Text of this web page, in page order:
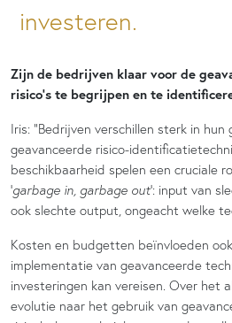
investeren.
Zijn de bedrijven klaar voor de
risico’s te begrijpen en te
Iris: “Bedrijven verschillen sterk in
geavanceerde risico-
beschikbaarheid spelen een cruciale
‘garbage in, garbage out‘: input van
ook slechte output, ongeacht welke
Kosten en budgetten beïnvloeden
implementatie van geavanceerde
investeringen kan vereisen. Over het
evolutie naar het gebruik van